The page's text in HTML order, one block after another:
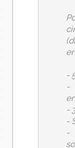
-
-
-
-
-